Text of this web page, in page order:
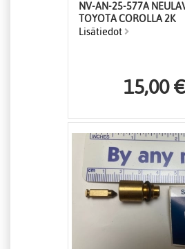
NV-AN-25-577A
TOYOTA COROLLA 2K
Lisätiedot
15,00 €